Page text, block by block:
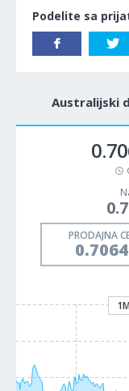
Podelite sa
Australijski
PRODAJNA
1M